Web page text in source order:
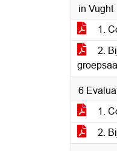
in Vught
1.
2.
6
1.
2.